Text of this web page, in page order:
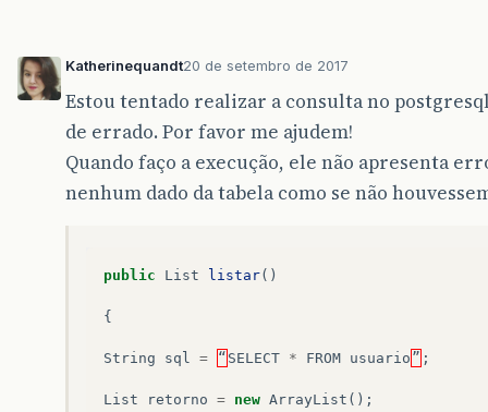
Katherinequandt20 de setembro de 2017
Estou tentado realizar a consulta no
de errado. Por favor me ajudem!
Quando faço a execução, ele não apresenta
nenhum dado da tabela como se não
public List listar()
{
String sql = “ SELECT * FROM usuario ” ;
List retorno = new ArrayList ();